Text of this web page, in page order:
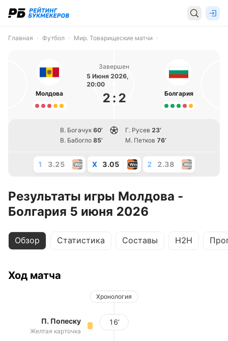
Главная Футбол Мир. Товарищеские матчи
Молдова
Завершен
5 Июня 2026,
20:00
2 : 2 Болгария
В. Богачук 60’
В. Бабогло 85’
Г. Русев 23’
М. Петков 76’
1 3.25 X 3.05 2 2.38
Результаты игры Молдова -
Болгария 5 июня 2026
Обзор Статистика Составы H2H
Ход матча
Хронология
П. Попеску
Желтая карточка
16’